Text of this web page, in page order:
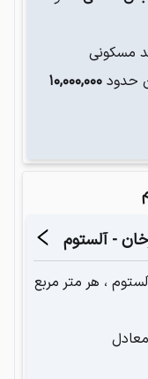
مسکونی
حدود ۱۰,۰۰۰,۰۰۰
- آلستوم
، هر متر مربع
معادل